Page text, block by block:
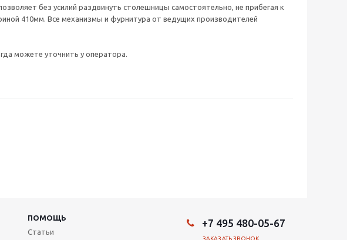
без усилий раздвинуть столешницы самостоятельно, не прибегая к
410мм. Все механизмы и фурнитура от ведущих производителей
можете уточнить у оператора.
ПОМОЩЬ
Статьи
+7 495 480-05-67
ЗАКАЗАТЬ ЗВОНОК